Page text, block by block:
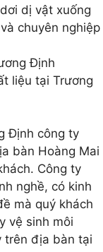
dị vật xuống
chuyên nghiệp
Định
liệu tại Trương
Định công ty
bàn Hoàng Mai
Công ty
nghề, có kinh
mà quý khách
vệ sinh môi
trên địa bàn tại